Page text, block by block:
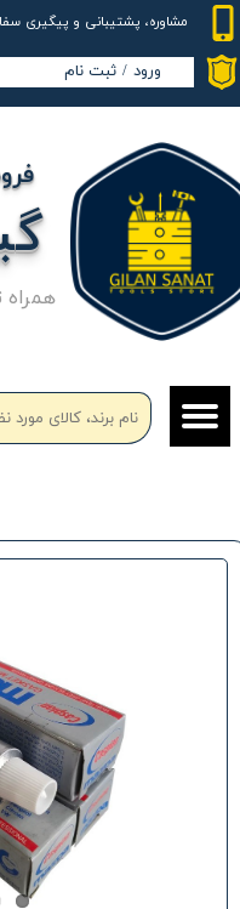
مشاوره، پشتیبانی و پیگیری
ورود / ثبت نام
حساب کاربری من
تغییر گذر واژه
سفارشات
خروج از حساب کاربری